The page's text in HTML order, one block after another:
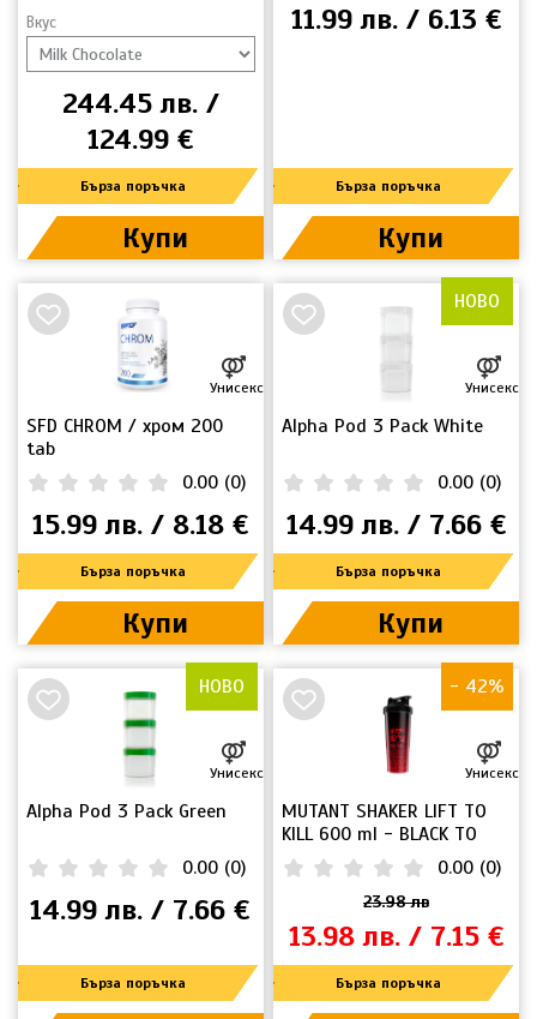
Вкус
244.45 лв. /
124.99 €
Бърза поръчка
Купи
11.99 лв. / 6.13 €
Бърза поръчка
Купи
SFD CHROM / хром 200
tab
Унисекс
0.00 (0)
15.99 лв. / 8.18 €
Бърза поръчка
Купи
НОВО
Alpha Pod 3 Pack White
Унисекс
0.00 (0)
14.99 лв. / 7.66 €
Бърза поръчка
Купи
НОВО
Alpha Pod 3 Pack Green
Унисекс
0.00 (0)
14.99 лв. / 7.66 €
Бърза поръчка
НОВО
- 42%
MUTANT SHAKER LIFT TO
KILL 600 ml - BLACK TO
RED
Унисекс
0.00 (0)
23.98 лв
13.98 лв. / 7.15 €
Бърза поръчка